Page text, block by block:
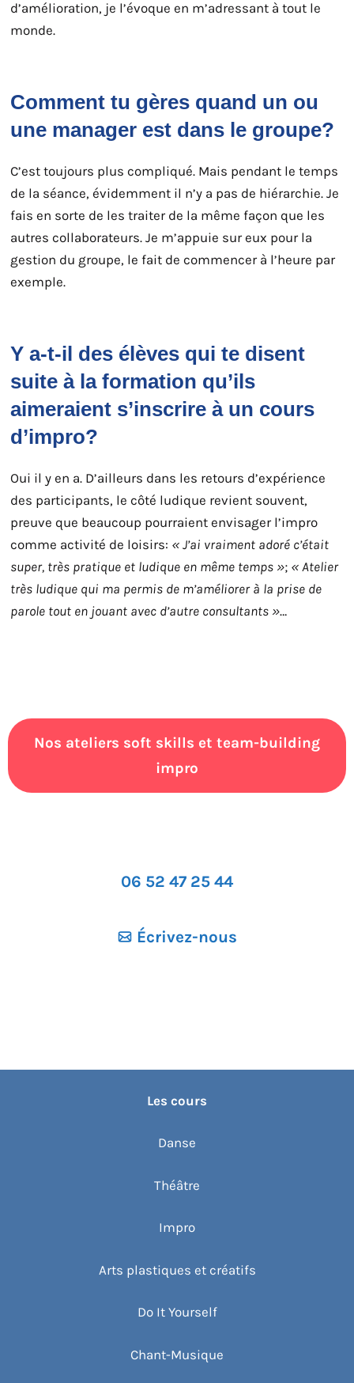
d’amélioration, je l’évoque en m’adressant à tout le
monde.
Comment tu gères quand un ou
une manager est dans le groupe?
C’est toujours plus compliqué. Mais pendant le temps
de la séance, évidemment il n’y a pas de hiérarchie. Je
fais en sorte de les traiter de la même façon que les
autres collaborateurs. Je m’appuie sur eux pour la
gestion du groupe, le fait de commencer à l’heure par
exemple.
Y a-t-il des élèves qui te disent
suite à la formation qu’ils
aimeraient s’inscrire à un cours
d’impro?
Oui il y en a. D’ailleurs dans les retours d’expérience
des participants, le côté ludique revient souvent,
preuve que beaucoup pourraient envisager l’impro
comme activité de loisirs: « J’ai vraiment adoré c’était
super, très pratique et ludique en même temps »; « Atelier
très ludique qui ma permis de m’améliorer à la prise de
parole tout en jouant avec d’autre consultants »…
Nos ateliers soft skills et team-building
impro
06 52 47 25 44
Écrivez-nous
Les cours
Danse
Théâtre
Impro
Arts plastiques et créatifs
Do It Yourself
Chant-Musique